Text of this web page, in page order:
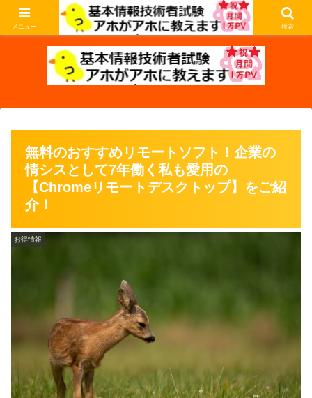
基本情報技術者試験の過去問を解説します。アホな私がアホなあなたに教えま
す。
無料のおすすめリモートソフト！企業の
情シスとして7年働く私も愛用の
【Chromeリモートデスクトップ】をご紹
介！
お得情報
メニュー 検索